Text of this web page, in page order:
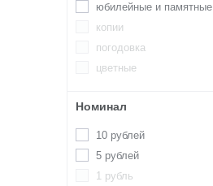
юбилейные и памятные
копии
погодовка
цветные
Номинал
10 рублей
5 рублей
1 рубль